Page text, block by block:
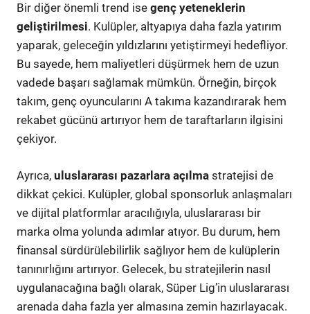
Bir diğer önemli trend ise genç yeteneklerin
geliştirilmesi. Kulüpler, altyapıya daha fazla yatırım
yaparak, geleceğin yıldızlarını yetiştirmeyi hedefliyor.
Bu sayede, hem maliyetleri düşürmek hem de uzun
vadede başarı sağlamak mümkün. Örneğin, birçok
takım, genç oyuncularını A takıma kazandırarak hem
rekabet gücünü artırıyor hem de taraftarların ilgisini
çekiyor.
Ayrıca, uluslararası pazarlara açılma stratejisi de
dikkat çekici. Kulüpler, global sponsorluk anlaşmaları
ve dijital platformlar aracılığıyla, uluslararası bir
marka olma yolunda adımlar atıyor. Bu durum, hem
finansal sürdürülebilirlik sağlıyor hem de kulüplerin
tanınırlığını artırıyor. Gelecek, bu stratejilerin nasıl
uygulanacağına bağlı olarak, Süper Lig’in uluslararası
arenada daha fazla yer almasına zemin hazırlayacak.